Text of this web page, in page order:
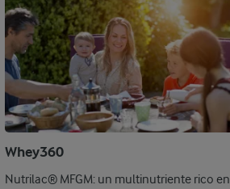
Whey360
Nutrilac® MFGM: un multinutriente rico en